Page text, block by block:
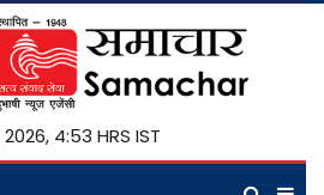
4:53 HRS IST